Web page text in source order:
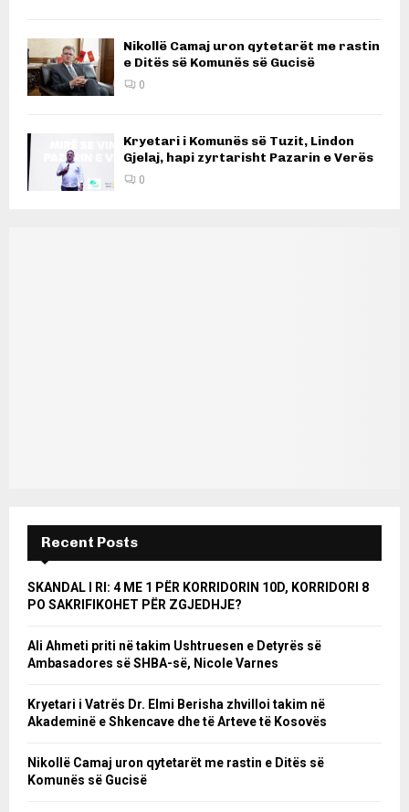
Nikollë Camaj uron qytetarët me rastin
e Ditës së Komunës së Gucisë
0
Kryetari i Komunës së Tuzit, Lindon
Gjelaj, hapi zyrtarisht Pazarin e Verës
0
Recent Posts
SKANDAL I RI: 4 ME 1 PËR KORRIDORIN 10D, KORRIDORI 8
PO SAKRIFIKOHET PËR ZGJEDHJE?
Ali Ahmeti priti në takim Ushtruesen e Detyrës së
Ambasadores së SHBA-së, Nicole Varnes
Kryetari i Vatrës Dr. Elmi Berisha zhvilloi takim në
Akademinë e Shkencave dhe të Arteve të Kosovës
Nikollë Camaj uron qytetarët me rastin e Ditës së
Komunës së Gucisë